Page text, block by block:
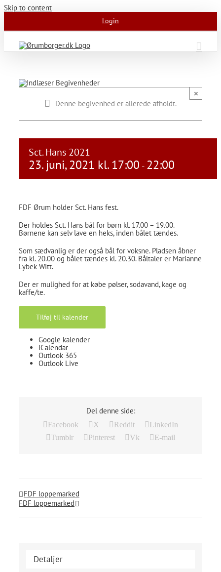
Skip to content
Login
Denne begivenhed er allerede afholdt.
×
Sct. Hans 2021
23. juni, 2021 kl. 17:00 - 22:00
FDF Ørum holder Sct. Hans fest.
Der holdes Sct. Hans bål for børn kl. 17.00 – 19.00.
Børnene kan selv lave en heks, inden bålet tændes.
Som sædvanlig er der også bål for voksne. Pladsen åbner
fra kl. 20.00 og bålet tændes kl. 20.30. Båltaler er Marianne
Lybek Witt.
Der er mulighed for at købe pølser, sodavand, kage og
kaffe/te.
Tilføj til kalender
Google kalender
iCalendar
Outlook 365
Outlook Live
Del denne side:
Facebook X Reddit
LinkedIn
Tumblr
Pinterest Vk E-mail
FDF loppemarked
FDF loppemarked
Detaljer